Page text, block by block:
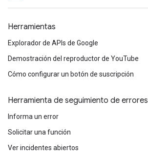
Herramientas
Explorador de APIs de Google
Demostración del reproductor de YouTube
Cómo configurar un botón de suscripción
Herramienta de seguimiento de errores
Informa un error
Solicitar una función
Ver incidentes abiertos